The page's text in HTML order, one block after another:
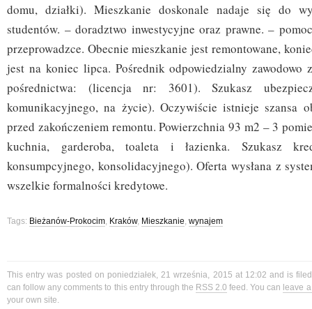
domu, działki). Mieszkanie doskonale nadaje się do
studentów. – doradztwo inwestycyjne oraz prawne. –
przeprowadzce. Obecnie mieszkanie jest remontowane,
jest na koniec lipca. Pośrednik odpowiedzialny zawodowo
pośrednictwa: (licencja nr: 3601). Szukasz
komunikacyjnego, na życie). Oczywiście istnieje szansa
przed zakończeniem remontu. Powierzchnia 93 m2 – 3
kuchnia, garderoba, toaleta i łazienka. Szukasz
konsumpcyjnego, konsolidacyjnego). Oferta wysłana z
wszelkie formalności kredytowe.
Tags: Bieżanów-Prokocim, Kraków, Mieszkanie, wynajem
This entry was posted on poniedziałek, 21 września, 2015 at 12:02 and is
can follow any comments to this entry through the RSS 2.0 feed. You can leave
your own site.